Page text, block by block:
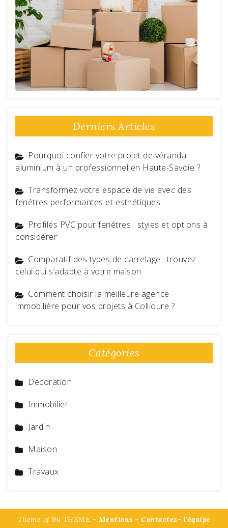
Derniers Articles
Pourquoi confier votre projet de véranda
aluminium à un professionnel en Haute-Savoie ?
Transformez votre espace de vie avec des
fenêtres performantes et esthétiques
Profilés PVC pour fenêtres : styles et options à
considérer
Comparatif des types de carrelage : trouvez
celui qui s’adapte à votre maison
Comment choisir la meilleure agence
immobilière pour vos projets à Collioure ?
Catégories
Decoration
Immobilier
Jardin
Maison
Travaux
Theme of 96 THEME - Mentions - Contactez- l'équipe